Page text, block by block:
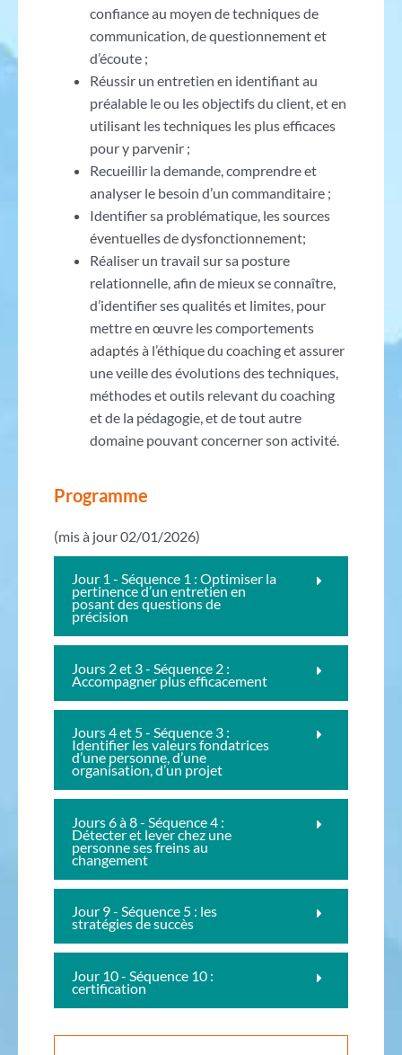
confiance au moyen de techniques de
communication, de questionnement et
d’écoute ;
Réussir un entretien en identifiant au
préalable le ou les objectifs du client, et en
utilisant les techniques les plus efficaces
pour y parvenir ;
Recueillir la demande, comprendre et
analyser le besoin d’un commanditaire ;
Identifier sa problématique, les sources
éventuelles de dysfonctionnement;
Réaliser un travail sur sa posture
relationnelle, afin de mieux se connaître,
d’identifier ses qualités et limites, pour
mettre en œuvre les comportements
adaptés à l’éthique du coaching et assurer
une veille des évolutions des techniques,
méthodes et outils relevant du coaching
et de la pédagogie, et de tout autre
domaine pouvant concerner son activité.
Programme
(mis à jour 02/01/2026)
Jour 1 - Séquence 1 : Optimiser la
pertinence d’un entretien en
posant des questions de
précision
Jours 2 et 3 - Séquence 2 :
Accompagner plus efficacement
Jours 4 et 5 - Séquence 3 :
Identifier les valeurs fondatrices
d’une personne, d’une
organisation, d’un projet
Jours 6 à 8 - Séquence 4 :
Détecter et lever chez une
personne ses freins au
changement
Jour 9 - Séquence 5 : les
stratégies de succès
Jour 10 - Séquence 10 :
certification